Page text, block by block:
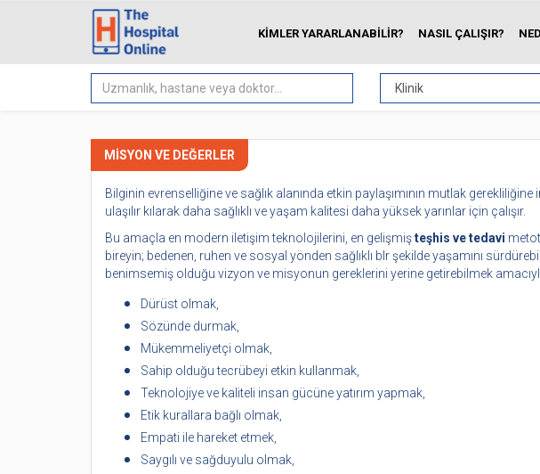
KİMLER YARARLANABİLİR? NASIL ÇALIŞIR?
Doktor
MİSYON VE DEĞERLER
Bilginin evrenselliğine ve sağlık alanında etkin paylaşımının mutlak gerekliliğine
ulaşılır kılarak daha sağlıklı ve yaşam kalitesi daha yüksek yarınlar için çalışır.
Bu amaçla en modern iletişim teknolojilerini, en gelişmişteşhis ve tedavi
bireyin; bedenen, ruhen ve sosyal yönden sağlıklı blr şekilde yaşamını
benimsemiş olduğu vizyon ve misyonun gereklerini yerine getirebilmek
Dürüst olmak,
Sözünde durmak,
Mükemmeliyetçi olmak,
Sahip olduğu tecrübeyi etkin kullanmak,
Teknolojiye ve kaliteli insan gücüne yatırım yapmak,
Etik kurallara bağlı olmak,
Empati ile hareket etmek,
Saygılı ve sağduyulu olmak,